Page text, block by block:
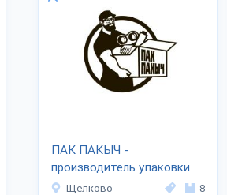
ПАК ПАКЫЧ -
производитель упаковки
Щелково 8